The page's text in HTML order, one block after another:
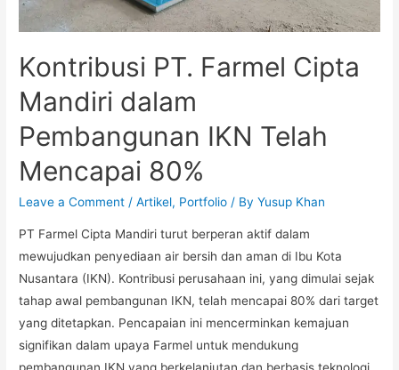
Kontribusi PT. Farmel Cipta
Mandiri dalam
Pembangunan IKN Telah
Mencapai 80%
Leave a Comment /Artikel, Portfolio / ByYusup Khan
PT Farmel Cipta Mandiri turut berperan aktif dalam
mewujudkan penyediaan air bersih dan aman di Ibu Kota
Nusantara (IKN). Kontribusi perusahaan ini, yang dimulai sejak
tahap awal pembangunan IKN, telah mencapai 80% dari target
yang ditetapkan. Pencapaian ini mencerminkan kemajuan
signifikan dalam upaya Farmel untuk mendukung